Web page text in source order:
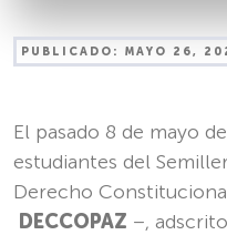
PUBLICADO: MAYO 26,
El pasado 8 de mayo
estudiantes del
Derecho
DECCOPAZ –,